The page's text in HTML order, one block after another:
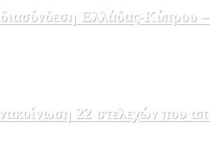
Ελλάδας-Κύπρου
22 στελεχών που